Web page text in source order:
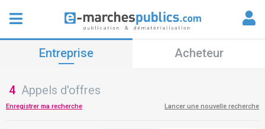
Entreprise Acheteur
4 Appels d'offres
Enregistrer ma recherche Lancer une nouvelle recherche